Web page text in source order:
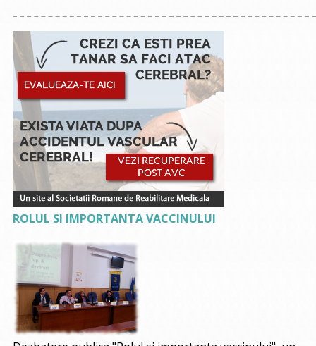
ROLUL SI IMPORTANTA VACCINULUI